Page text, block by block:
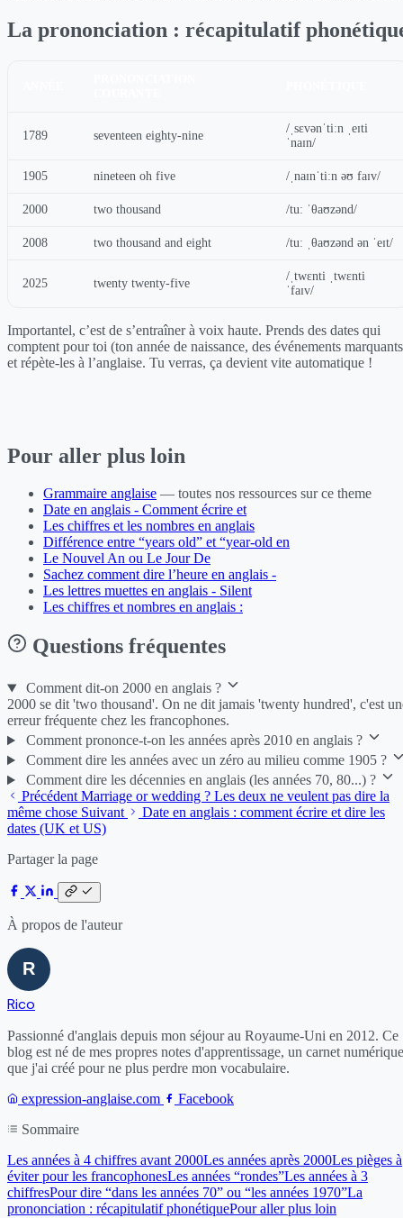
La prononciation : récapitulatif
1789 seventeen eighty-nine
/ˌsɛvənˈtiːn ˌeɪti
ˈnaɪn/
1905 nineteen oh five /ˌnaɪnˈtiːn əʊ faɪv/
2000 two thousand /tuː ˈθaʊzənd/
2008 two thousand and eight /tuː ˌθaʊzənd ən ˈeɪt/
2025 twenty twenty-five
/ˌtwɛnti ˌtwɛnti
ˈfaɪv/
Importantel, c’est de s’entraîner à voix haute. Prends des dates qui
comptent pour toi (ton année de naissance, des événements
et répète-les à l’anglaise. Tu verras, ça devient vite automatique !
Pour aller plus loin
Grammaire anglaise — toutes nos ressources sur ce theme
Date en anglais - Comment écrire et
Les chiffres et les nombres en anglais
Différence entre “years old” et “year-old en
Le Nouvel An ou Le Jour De
Sachez comment dire l’heure en anglais -
Les lettres muettes en anglais - Silent
Les chiffres et nombres en anglais :
Questions fréquentes
Comment dit-on 2000 en anglais ?
2000 se dit 'two thousand'. On ne dit jamais 'twenty hundred', c'est
erreur fréquente chez les francophones.
Comment prononce-t-on les années après 2010 en anglais ?
Comment dire les années avec un zéro au milieu comme 1905 ?
Comment dire les décennies en anglais (les années 70, 80...) ?
Précédent Marriage or wedding ? Les deux ne veulent pas dire la
même chose Suivant
Date en anglais : comment écrire et dire les
dates (UK et US)
Partager la page
À propos de l'auteur
Rico
Passionné d'anglais depuis mon séjour au Royaume-Uni en 2012. Ce
blog est né de mes propres notes d'apprentissage, un carnet numérique
que j'ai créé pour ne plus perdre mon vocabulaire.
expression-anglaise.com
Facebook
Sommaire
Les années à 4 chiffres avant 2000Les années après 2000Les pièges à
éviter pour les francophonesLes années “rondes”Les années à 3
chiffresPour dire “dans les années 70” ou “les années 1970”La
prononciation : récapitulatif phonétiquePour aller plus loin